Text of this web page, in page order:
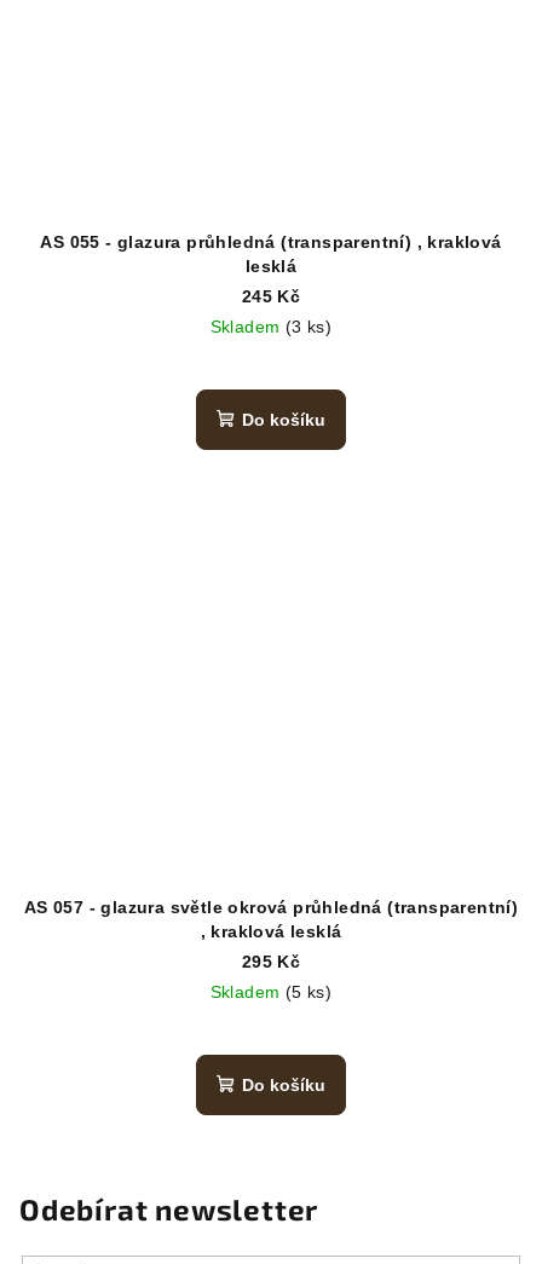
AS 055 - glazura průhledná (transparentní) , kraklová
lesklá
245 Kč
Skladem (3 ks)
Do košíku
AS 057 - glazura světle okrová průhledná (transparentní)
, kraklová lesklá
295 Kč
Skladem (5 ks)
Do košíku
Odebírat newsletter